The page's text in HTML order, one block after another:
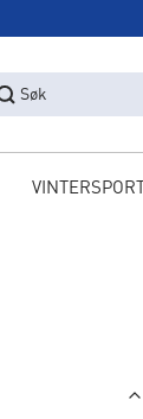
Søk
VINTERSPORT